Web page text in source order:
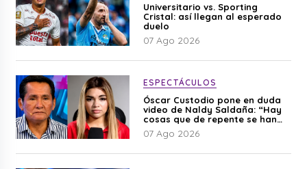
Universitario vs. Sporting
Cristal: así llegan al esperado
duelo
07 Ago 2026
ESPECTÁCULOS
Óscar Custodio pone en duda
video de Naldy Saldaña: “Hay
cosas que de repente se han
editado”
07 Ago 2026